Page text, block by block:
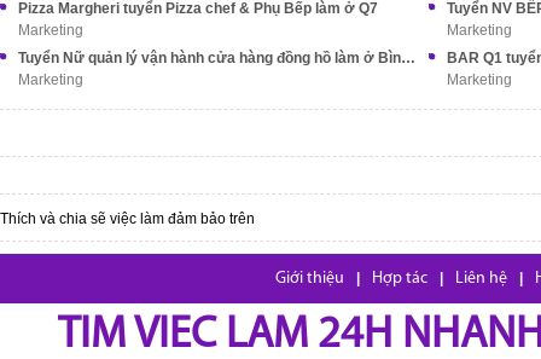
Pizza Margheri tuyển Pizza chef & Phụ Bếp làm ở Q7
Marketing
Tuyển NV
Marketing
Tuyển Nữ quản lý vận hành cửa hàng đồng hồ làm ở Bình Thạnh
Marketing
BAR Q1
Marketing
Thích và chia sẽ việc làm đảm bảo trên
Giới thiệu Hợp tác Liên hệ
TIM VIEC LAM 24H